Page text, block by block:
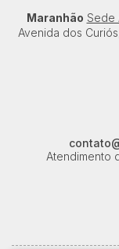
Maranhão Sede
Avenida dos
Atendimento